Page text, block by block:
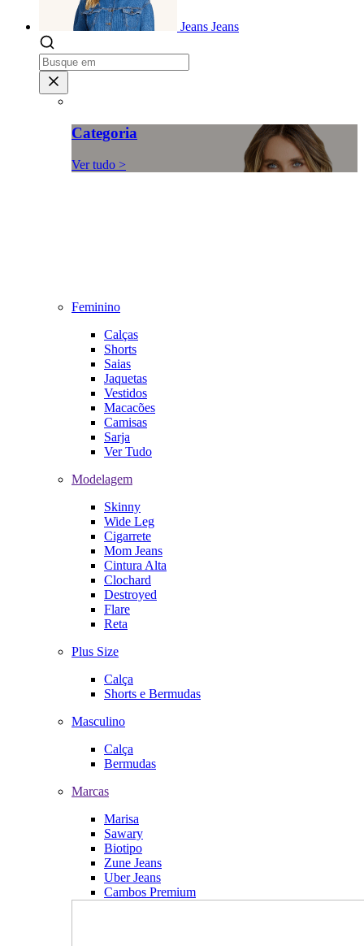
Jeans Jeans
Categoria
Ver tudo >
Feminino
Calças
Shorts
Saias
Jaquetas
Vestidos
Macacões
Camisas
Sarja
Ver Tudo
Modelagem
Skinny
Wide Leg
Cigarrete
Mom Jeans
Cintura Alta
Clochard
Destroyed
Flare
Reta
Plus Size
Calça
Shorts e Bermudas
Masculino
Calça
Bermudas
Marcas
Marisa
Sawary
Biotipo
Zune Jeans
Uber Jeans
Cambos Premium